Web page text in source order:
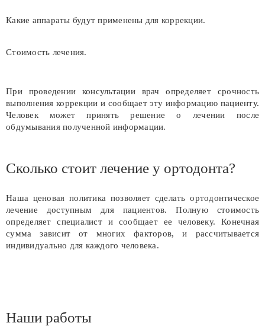
Какие аппараты будут применены для коррекции.
Стоимость лечения.
При проведении консультации врач определяет срочность
выполнения коррекции и сообщает эту информацию пациенту.
Человек может принять решение о лечении после
обдумывания полученной информации.
Сколько стоит лечение у ортодонта?
Наша ценовая политика позволяет сделать ортодонтическое
лечение доступным для пациентов. Полную стоимость
определяет специалист и сообщает ее человеку. Конечная
сумма зависит от многих факторов, и рассчитывается
индивидуально для каждого человека.
Наши работы